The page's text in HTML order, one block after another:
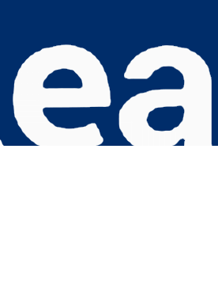
garantissant la conformité avec